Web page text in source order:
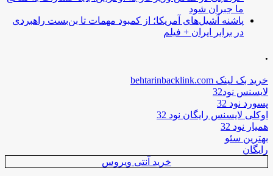
ما جبران شود
پاشنه آشیل‌های آمریکا؛ از کمبود مهمات تا بن‌بست راهبردی
در برابر ایران + فیلم
.
خرید بک لینک behtarinbacklink.com
لایسنس نود32
پسورد نود 32
اوکلی لایسنس رایگان نود 32
همیار نود 32
بهترین سئو
رایگان
خرید آنتی ویروس